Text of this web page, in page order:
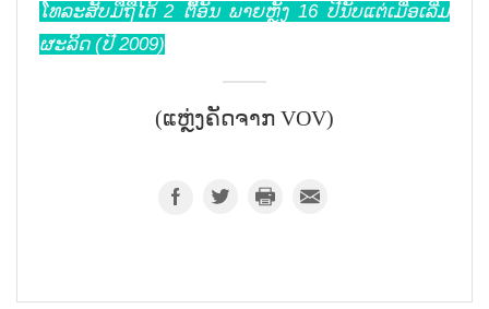
ໂທລະສັບມືຖືໄດ້ 2 ຕື້ອັນ ພາຍຫຼັງ 16 ປີນັບແຕ່ເມື່ອເລີ່ມ
ຜະລິດ (ປີ 2009)
(ແຫຼ່ງຄັດຈາກ VOV)